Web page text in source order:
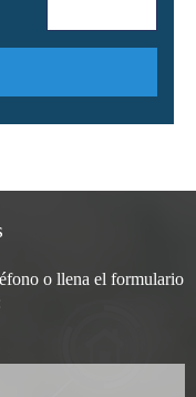
o llena el formulario